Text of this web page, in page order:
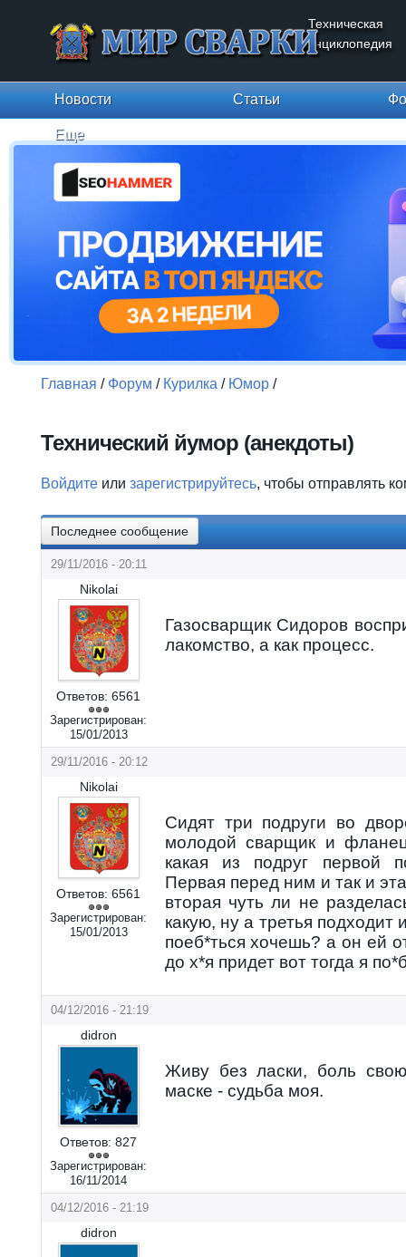
Техническая
энциклопедия
Новости Статьи
Еще
Главная / Форум / Курилка / Юмор /
Технический йумор (анекдоты)
Войдите или зарегистрируйтесь, чтобы отправлять
Последнее сообщение
29/11/2016 - 20:11
Nikolai
Ответов: 6561
Зарегистрирован:
15/01/2013
Газосварщик Сидоров
лакомство, а как процесс.
29/11/2016 - 20:12
Nikolai
Ответов: 6561
Зарегистрирован:
15/01/2013
Cидят три подруги во
молодой сварщик и
какая из подруг первой
Первая перед ним и так и
вторая чуть ли не
какую, ну а третья
поеб*ться хочешь? а он ей
до х*я придет вот тогда я
04/12/2016 - 21:19
didron
Ответов: 827
Зарегистрирован:
16/11/2014
Живу без ласки, боль
маске - судьба моя.
04/12/2016 - 21:19
didron